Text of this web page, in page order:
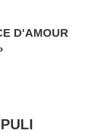
D'AMOUR